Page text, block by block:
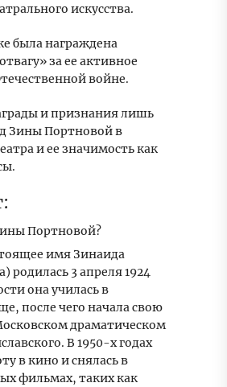
искусства.
была награждена
за ее активное
войне.
и признания лишь
Зины Портновой в
и ее значимость как
Портновой?
имя Зинаида
родилась 3 апреля 1924
она училась в
после чего начала свою
драматическом
В 1950-х годах
в кино и снялась в
фильмах, таких как